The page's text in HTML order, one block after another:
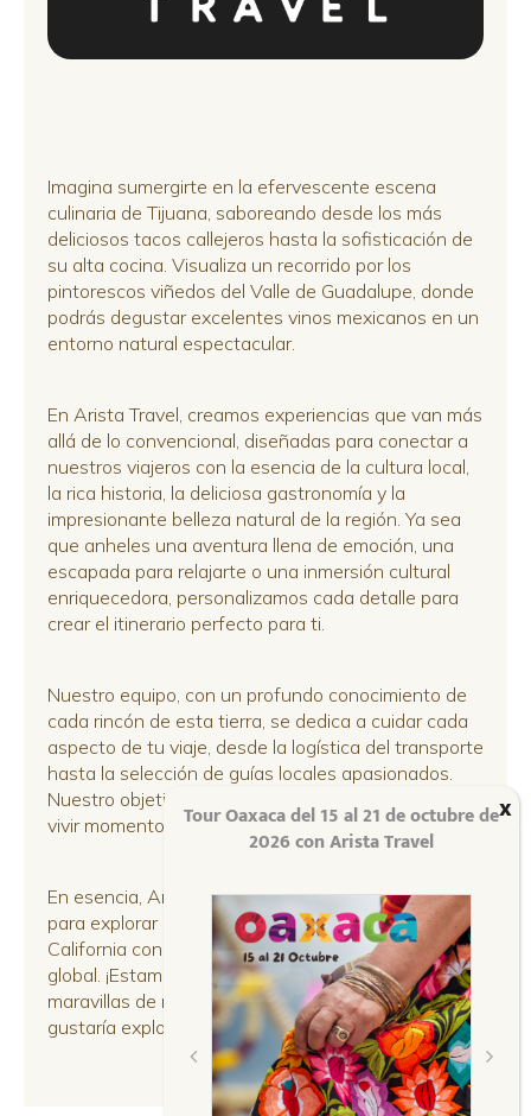
Imagina sumergirte en la efervescente escena
culinaria de Tijuana, saboreando desde los más
deliciosos tacos callejeros hasta la sofisticación de
su alta cocina. Visualiza un recorrido por los
pintorescos viñedos del Valle de Guadalupe, donde
podrás degustar excelentes vinos mexicanos en un
entorno natural espectacular.
En Arista Travel, creamos experiencias que van más
allá de lo convencional, diseñadas para conectar a
nuestros viajeros con la esencia de la cultura local,
la rica historia, la deliciosa gastronomía y la
impresionante belleza natural de la región. Ya sea
que anheles una aventura llena de emoción, una
escapada para relajarte o una inmersión cultural
enriquecedora, personalizamos cada detalle para
crear el itinerario perfecto para ti.
Nuestro equipo, con un profundo conocimiento de
cada rincón de esta tierra, se dedica a cuidar cada
aspecto de tu viaje, desde la logística del transporte
hasta la selección de guías locales apasionados.
Nuestro objetivo es que tú solo te concentres en
vivir momentos inolvidables y sin preocupaciones.
En esencia, Arista Travel es tu conexión genuina
para explorar la megaregión Tijuana-Sur de
California con una visión local y una mentalidad
global. ¡Estamos ansiosos por compartir contigo las
maravillas de nuestra tierra! ¿Qué te
gustaría explorar hoy?
Tour Oaxaca del 15 al 21 de octubre de
2026 con Arista Travel